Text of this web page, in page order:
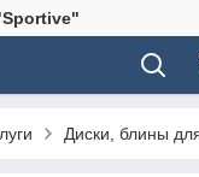
Диски, блины